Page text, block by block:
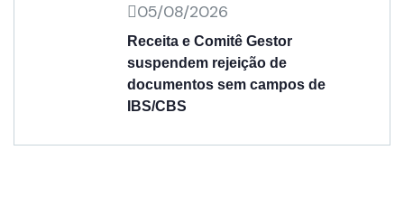
05/08/2026
Receita e Comitê Gestor
suspendem rejeição de
documentos sem campos de
IBS/CBS